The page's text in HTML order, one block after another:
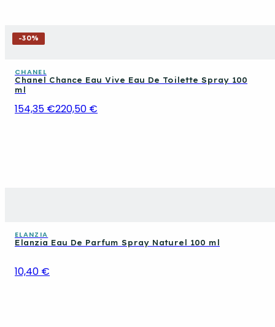
-30%
CHANEL
Chanel Chance Eau Vive Eau De Toilette Spray 100
ml
154,35 €220,50 €
ELANZIA
Elanzia Eau De Parfum Spray Naturel 100 ml
10,40 €